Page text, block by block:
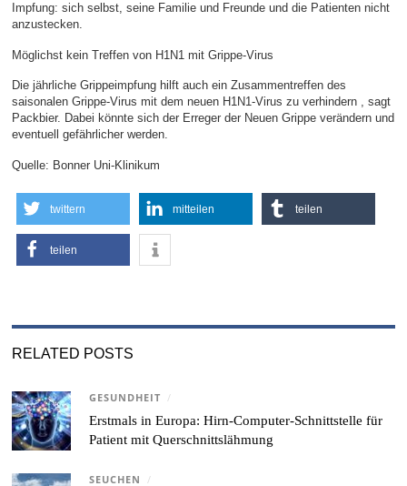
Impfung: sich selbst, seine Familie und Freunde und die Patienten nicht
anzustecken.
Möglichst kein Treffen von H1N1 mit Grippe-Virus
Die jährliche Grippeimpfung hilft auch ein Zusammentreffen des
saisonalen Grippe-Virus mit dem neuen H1N1-Virus zu verhindern , sagt
Packbier. Dabei könnte sich der Erreger der Neuen Grippe verändern und
eventuell gefährlicher werden.
Quelle: Bonner Uni-Klinikum
twittern mitteilen teilen
teilen
RELATED POSTS
GESUNDHEIT /
Erstmals in Europa: Hirn-Computer-Schnittstelle für
Patient mit Querschnittslähmung
SEUCHEN /